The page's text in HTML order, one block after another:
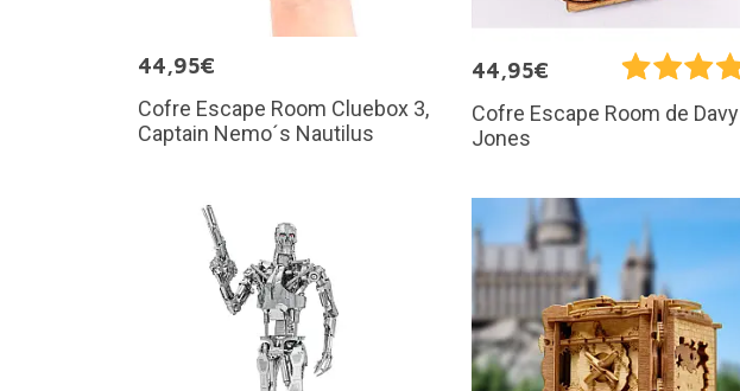
44,95€
Cofre Escape Room Cluebox 3,
Captain Nemo´s Nautilus
44,95€
Cofre Escape Room de Davy
Jones